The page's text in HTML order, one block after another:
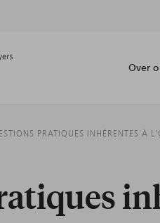
Over
PRATIQUES INHÉRENTES À